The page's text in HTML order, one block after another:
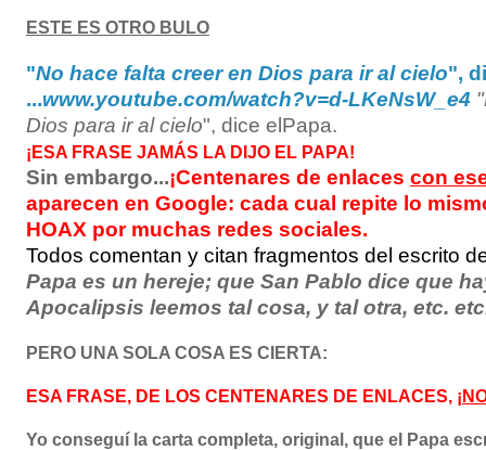
ESTE ES OTRO BULO
"No hace falta creer en Dios para ir al cielo",
...www.youtube.com/watch?v=d-LKeNsW_e4
Dios para ir al cielo", dice elPapa.
¡ESA FRASE JAMÁS LA DIJO EL PAPA!
Sin embargo...¡Centenares de enlaces con
aparecen en Google: cada cual repite lo
HOAX por muchas redes sociales.
Todos comentan y citan fragmentos del escrito
Papa es un hereje; que San Pablo dice que
Apocalipsis leemos tal cosa, y tal otra, etc.
PERO UNA SOLA COSA ES CIERTA:
ESA FRASE, DE LOS CENTENARES DE ENLACES, ¡
Yo conseguí la carta completa, original, que el Papa